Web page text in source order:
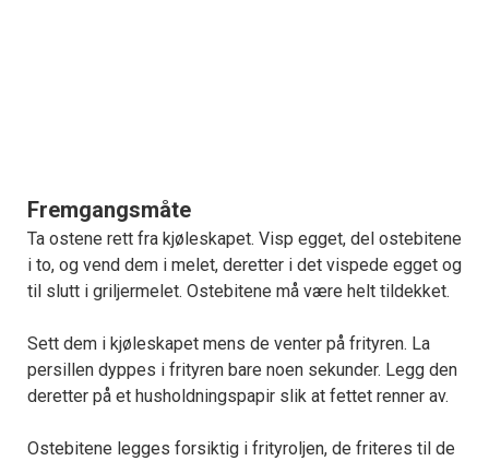
Fremgangsmåte
Ta ostene rett fra kjøleskapet. Visp egget, del ostebitene
i to, og vend dem i melet, deretter i det vispede egget og
til slutt i griljermelet. Ostebitene må være helt tildekket.
Sett dem i kjøleskapet mens de venter på frityren. La
persillen dyppes i frityren bare noen sekunder. Legg den
deretter på et husholdningspapir slik at fettet renner av.
Ostebitene legges forsiktig i frityroljen, de friteres til de